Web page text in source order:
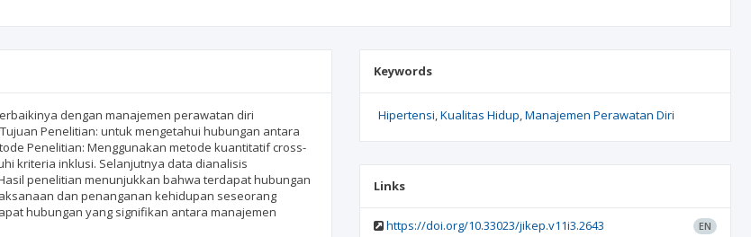
dengan manajemen perawatan diri
Penelitian: untuk mengetahui hubungan antara
Penelitian: Menggunakan metode kuantitatif cross-
kriteria inklusi. Selanjutnya data dianalisis
penelitian menunjukkan bahwa terdapat hubungan
dan penanganan kehidupan seseorang
hubungan yang signifikan antara manajemen
Keywords
Hipertensi Kualitas Hidup Manajemen Perawatan Diri
Links
https://doi.org/10.33023/jikep.v11i3.2643 EN